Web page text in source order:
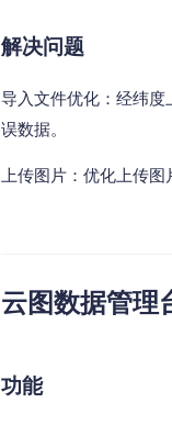
解决问题
导入文件优化：经纬度
误数据。
上传图片：优化上传图
云图数据管
功能